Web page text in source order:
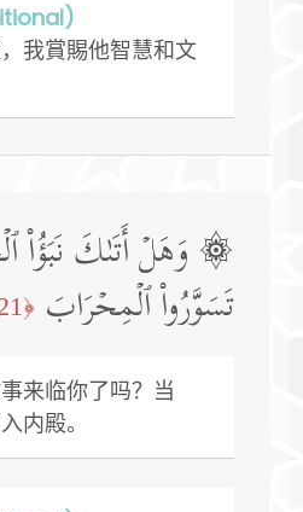
我賞賜他智慧和文
۞ وَهَلۡ أَتَىٰكَ نَبَؤُا۟
تَسَوَّرُوا۟ ٱلۡمِحۡرَابَ ﴿21﴾
来临你了吗？当
内殿。